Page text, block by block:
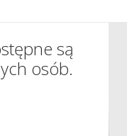
są
osób.